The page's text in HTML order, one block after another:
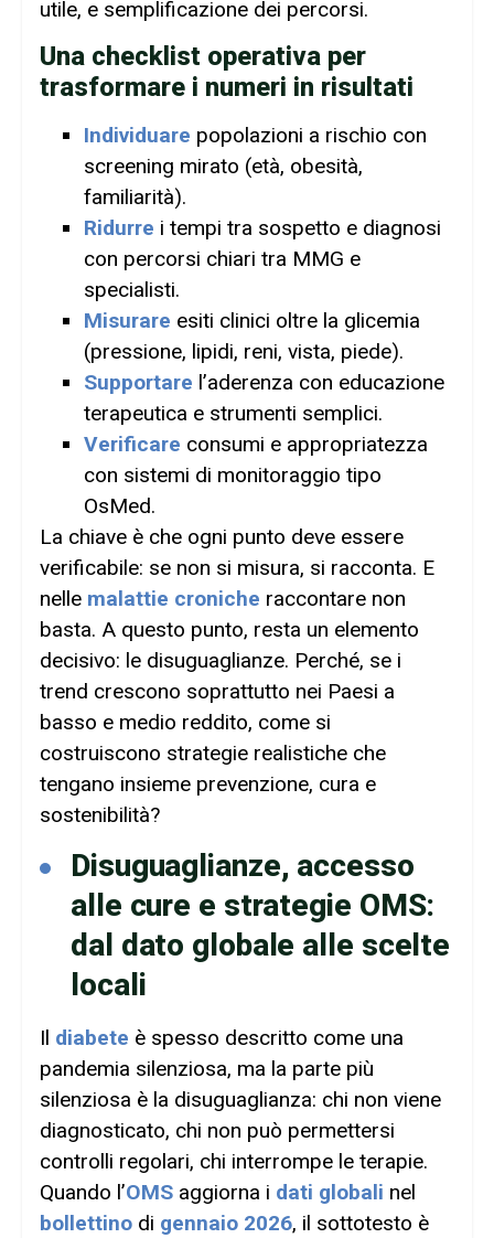
utile, e semplificazione dei percorsi.
Una checklist operativa per
trasformare i numeri in risultati
Individuare popolazioni a rischio con
screening mirato (età, obesità,
familiarità).
Ridurre i tempi tra sospetto e diagnosi
con percorsi chiari tra MMG e
specialisti.
Misurare esiti clinici oltre la glicemia
(pressione, lipidi, reni, vista, piede).
Supportare l’aderenza con educazione
terapeutica e strumenti semplici.
Verificare consumi e appropriatezza
con sistemi di monitoraggio tipo
OsMed.
La chiave è che ogni punto deve essere
verificabile: se non si misura, si racconta. E
nelle malattie croniche raccontare non
basta. A questo punto, resta un elemento
decisivo: le disuguaglianze. Perché, se i
trend crescono soprattutto nei Paesi a
basso e medio reddito, come si
costruiscono strategie realistiche che
tengano insieme prevenzione, cura e
sostenibilità?
Disuguaglianze, accesso
alle cure e strategie OMS:
dal dato globale alle scelte
locali
Il diabete è spesso descritto come una
pandemia silenziosa, ma la parte più
silenziosa è la disuguaglianza: chi non viene
diagnosticato, chi non può permettersi
controlli regolari, chi interrompe le terapie.
Quando l’OMS aggiorna i dati globali nel
bollettino di gennaio 2026, il sottotesto è